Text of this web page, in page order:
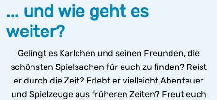
... und wie geht es
weiter?
Gelingt es Karlchen und seinen Freunden, die
schönsten Spielsachen für euch zu finden? Reist
er durch die Zeit? Erlebt er vielleicht Abenteuer
und Spielzeuge aus früheren Zeiten? Freut euch